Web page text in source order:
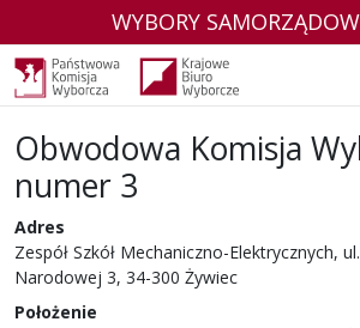
WYBORY
Obwodowa Komisja
numer 3
Adres
Zespół Szkół Mechaniczno-Elektrycznych,
Narodowej 3, 34-300 Żywiec
Położenie